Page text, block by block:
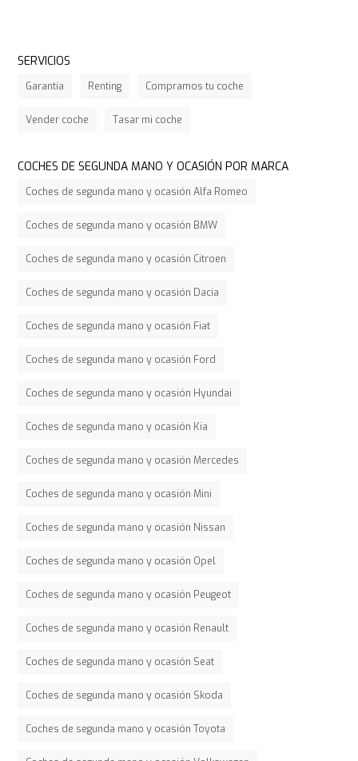
SERVICIOS
Garantía Renting Compramos tu coche
Vender coche Tasar mi coche
COCHES DE SEGUNDA MANO Y OCASIÓN POR MARCA
Coches de segunda mano y ocasión Alfa Romeo
Coches de segunda mano y ocasión BMW
Coches de segunda mano y ocasión Citroen
Coches de segunda mano y ocasión Dacia
Coches de segunda mano y ocasión Fiat
Coches de segunda mano y ocasión Ford
Coches de segunda mano y ocasión Hyundai
Coches de segunda mano y ocasión Kia
Coches de segunda mano y ocasión Mercedes
Coches de segunda mano y ocasión Mini
Coches de segunda mano y ocasión Nissan
Coches de segunda mano y ocasión Opel
Coches de segunda mano y ocasión Peugeot
Coches de segunda mano y ocasión Renault
Coches de segunda mano y ocasión Seat
Coches de segunda mano y ocasión Skoda
Coches de segunda mano y ocasión Toyota